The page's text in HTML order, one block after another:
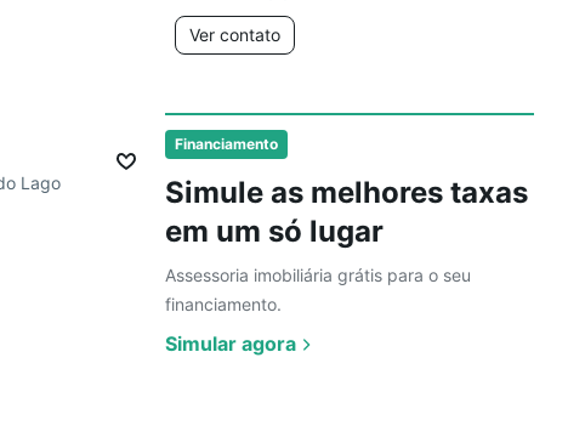
Financiamento
Simule as melhores taxas
em um só lugar
Assessoria imobiliária grátis para o seu
financiamento.
Simular agora
Ver contato
Ver
Lago